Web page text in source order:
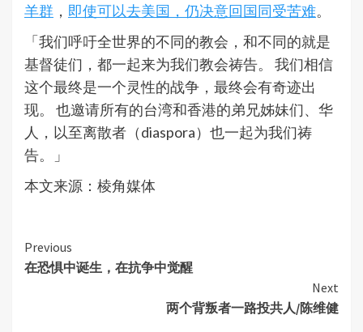
羊群 ， 即使可以去美国，仍决意回国同受苦难。
「我们呼吁全世界的不同的教会，和不同的就是
基督徒们，都一起来为我们教会祷告。 我们相信
这个最终是一个灵性的战争，最终会有奇迹出
现。 也邀请所有的台湾和香港的弟兄姊妹们、华
人，以至离散者（diaspora）也一起为我们祷
告。」
本文来源：棱角媒体
Continue
Reading
Previous
在恐惧中诞生，在抗争中觉醒
Next
两个背叛者一路投共人/陈维健